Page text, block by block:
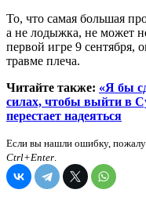
То, что самая большая
а не лодыжка, не может
первой игре 9 сентября,
травме плеча.
Читайте также: «Я бы
силах, чтобы выйти в
перестает надеяться
Если вы нашли ошибку,
Ctrl+Enter.